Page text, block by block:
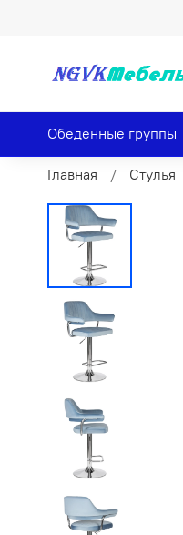
Обеденные группы
Главная Стулья